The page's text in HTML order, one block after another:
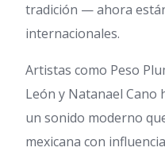
tradición — ahora
internacionales.
Artistas como Peso
León y Natanael Cano
un sonido moderno
mexicana con